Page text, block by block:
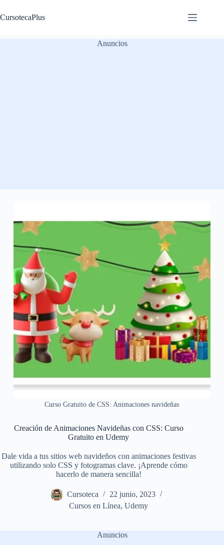
al
contenido
CursotecaPlus
Anuncios
Curso Gratuito de CSS: Animaciones navideñas
Creación de Animaciones Navideñas con CSS: Curso
Gratuito en Udemy
Dale vida a tus sitios web navideños con animaciones festivas
utilizando solo CSS y fotogramas clave. ¡Aprende cómo
hacerlo de manera sencilla!
Cursoteca
22 junio, 2023
Cursos en Línea,Udemy
Anuncios